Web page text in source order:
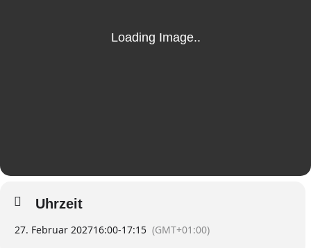
Uhrzeit
27. Februar 202716:00-17:15 (GMT+01:00)